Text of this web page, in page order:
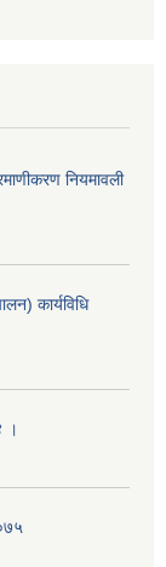
नियमावली
कार्यविधि
।